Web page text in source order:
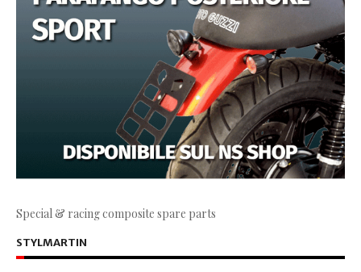
Special & racing composite spare parts
STYLMARTIN